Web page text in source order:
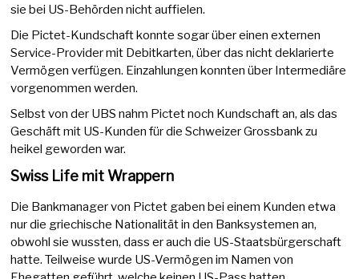
sie bei US-Behörden nicht auffielen.
Die Pictet-Kundschaft konnte sogar über einen externen
Service-Provider mit Debitkarten, über das nicht deklarierte
Vermögen verfügen. Einzahlungen konnten über Intermediäre
vorgenommen werden.
Selbst von der UBS nahm Pictet noch Kundschaft an, als das
Geschäft mit US-Kunden für die Schweizer Grossbank zu
heikel geworden war.
Swiss Life mit Wrappern
Die Bankmanager von Pictet gaben bei einem Kunden etwa
nur die griechische Nationalität in den Banksystemen an,
obwohl sie wussten, dass er auch die US-Staatsbürgerschaft
hatte. Teilweise wurde US-Vermögen im Namen von